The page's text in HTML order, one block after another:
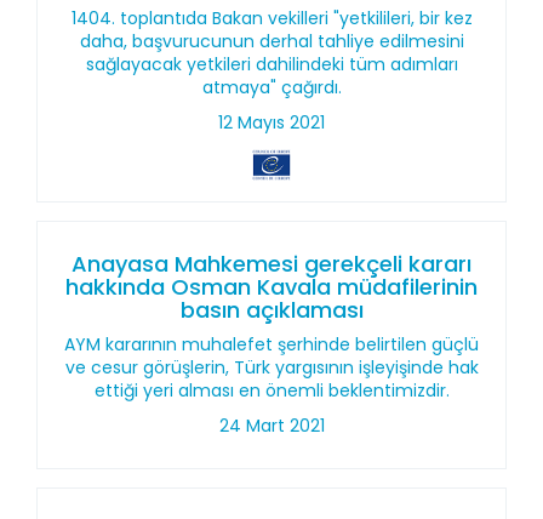
1404. toplantıda Bakan vekilleri "yetkilileri, bir kez
daha, başvurucunun derhal tahliye edilmesini
sağlayacak yetkileri dahilindeki tüm adımları
atmaya" çağırdı.
12 Mayıs 2021
Anayasa Mahkemesi gerekçeli kararı
hakkında Osman Kavala müdafilerinin
basın açıklaması
AYM kararının muhalefet şerhinde belirtilen güçlü
ve cesur görüşlerin, Türk yargısının işleyişinde hak
ettiği yeri alması en önemli beklentimizdir.
24 Mart 2021